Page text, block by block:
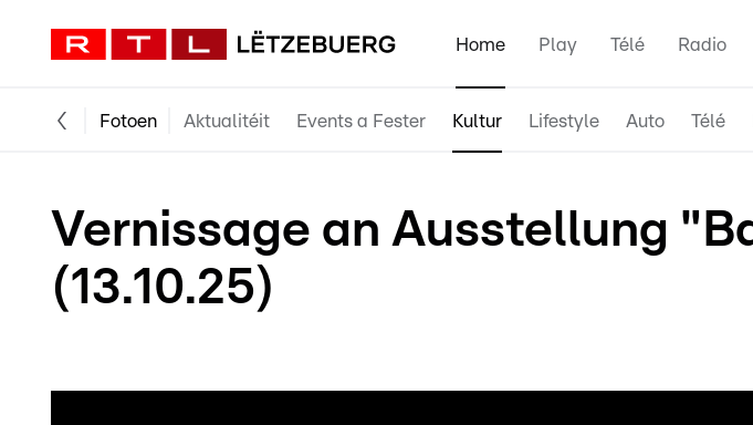
Home Play Télé Radio
Fotoen Aktualitéit Events a Fester Kultur Lifestyle Auto Télé
Vernissage an Ausstellung
(13.10.25)